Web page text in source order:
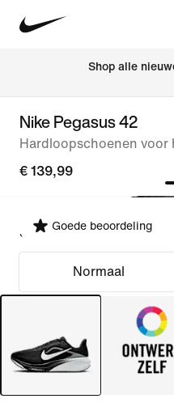
Shop alle
Nike Pegasus 42
Hardloopschoenen voor
€ 139,99
Goede beoordeling
Selecteer pasvorm
Normaal